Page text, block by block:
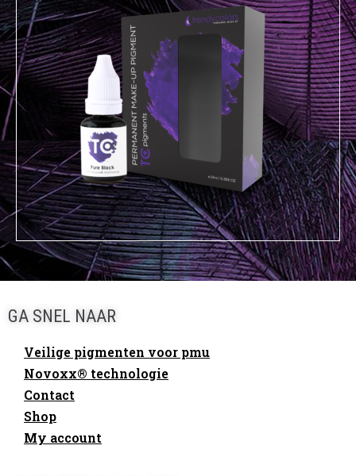
GA SNEL NAAR
Veilige pigmenten voor pmu
Novoxx® technologie
Contact
Shop
My account